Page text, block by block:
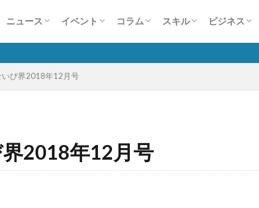
ニュース イベント コラム スキル ビジネス
いび界2018年12月号
2018年12月号